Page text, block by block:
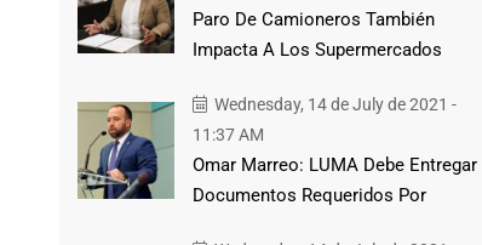
Paro De Camioneros También
Impacta A Los Supermercados
Wednesday, 14 de July de 2021 -
11:37 AM
Omar Marreo: LUMA Debe Entregar
Documentos Requeridos Por